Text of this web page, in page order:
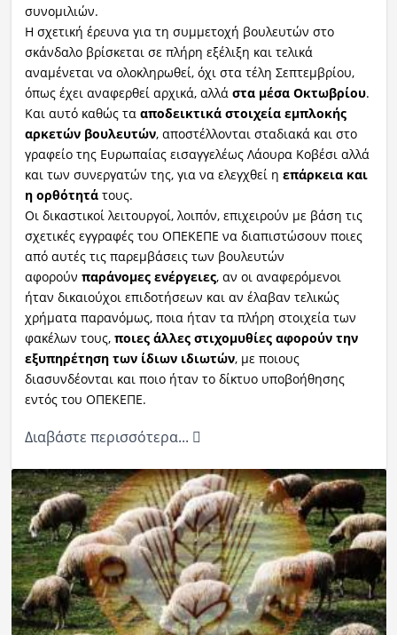
συνομιλιών.
Η σχετική έρευνα για τη συμμετοχή βουλευτών στο
σκάνδαλο βρίσκεται σε πλήρη εξέλιξη και τελικά
αναμένεται να ολοκληρωθεί, όχι στα τέλη Σεπτεμβρίου,
όπως έχει αναφερθεί αρχικά, αλλά στα μέσα Οκτωβρίου.
Και αυτό καθώς τα αποδεικτικά στοιχεία εμπλοκής
αρκετών βουλευτών, αποστέλλονται σταδιακά και στο
γραφείο της Ευρωπαίας εισαγγελέως Λάουρα Κοβέσι αλλά
και των συνεργατών της, για να ελεγχθεί η επάρκεια και
η ορθότητάτους.
Οι δικαστικοί λειτουργοί, λοιπόν, επιχειρούν με βάση τις
σχετικές εγγραφές του ΟΠΕΚΕΠΕ να διαπιστώσουν ποιες
από αυτές τις παρεμβάσεις των βουλευτών
αφορούν παράνομες ενέργειες, αν οι αναφερόμενοι
ήταν δικαιούχοι επιδοτήσεων και αν έλαβαν τελικώς
χρήματα παρανόμως, ποια ήταν τα πλήρη στοιχεία των
φακέλων τους, ποιες άλλες στιχομυθίες αφορούν την
εξυπηρέτηση των ίδιων ιδιωτών, με ποιους
διασυνδέονται και ποιο ήταν το δίκτυο υποβοήθησης
εντός του ΟΠΕΚΕΠΕ.
Διαβάστε περισσότερα...